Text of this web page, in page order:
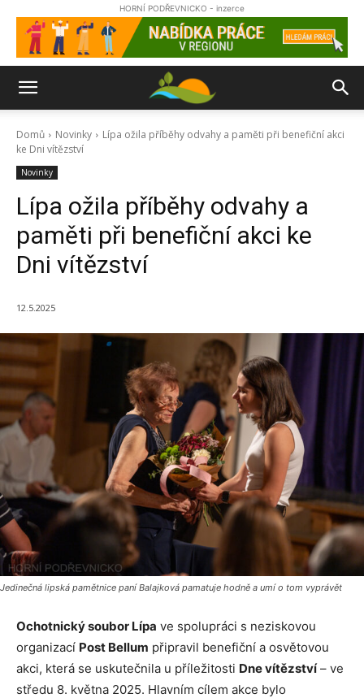
HORNÍ PODŘEVNICKO - inzerce
Domů Novinky
Lípa ožila příběhy odvahy a paměti při benefiční akci
ke Dni vítězství
Novinky
Lípa ožila příběhy odvahy a
paměti při benefiční akci ke
Dni vítězství
12.5.2025
Jedinečná lipská pamětnice paní Balajková pamatuje hodně a umí o tom vyprávět
Ochotnický soubor Lípa ve spolupráci s neziskovou
organizací Post Bellum připravil benefiční a osvětovou
akci, která se uskutečnila u příležitosti Dne vítězství– ve
středu 8. května 2025. Hlavním cílem akce bylo